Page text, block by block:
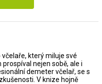
který miluje své
nejen sobě, ale i
demeter včelař, se s
V knize hojně